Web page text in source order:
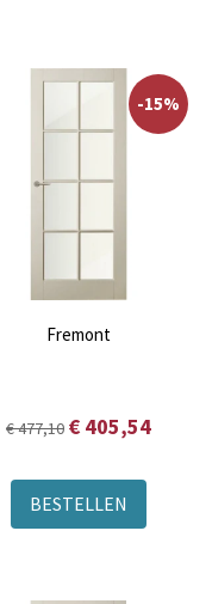
-15%
Fremont
€ 477,10 € 405,54
BESTELLEN